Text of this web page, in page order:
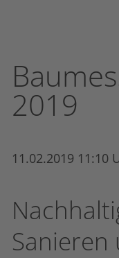
2019
11.02.2019 11:10
Sanieren